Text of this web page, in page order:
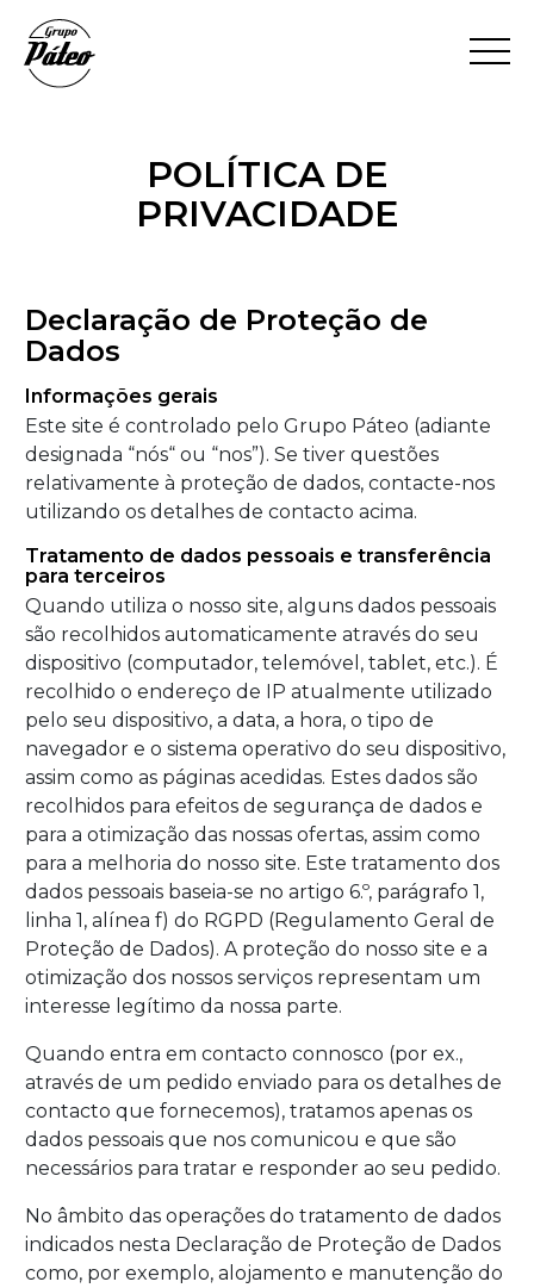
POLÍTICA DE
PRIVACIDADE
Declaração de Proteção de
Dados
Informações gerais
Este site é controlado pelo Grupo Páteo (adiante
designada “nós“ ou “nos”). Se tiver questões
relativamente à proteção de dados, contacte-nos
utilizando os detalhes de contacto acima.
Tratamento de dados pessoais e transferência
para terceiros
Quando utiliza o nosso site, alguns dados pessoais
são recolhidos automaticamente através do seu
dispositivo (computador, telemóvel, tablet, etc.). É
recolhido o endereço de IP atualmente utilizado
pelo seu dispositivo, a data, a hora, o tipo de
navegador e o sistema operativo do seu dispositivo,
assim como as páginas acedidas. Estes dados são
recolhidos para efeitos de segurança de dados e
para a otimização das nossas ofertas, assim como
para a melhoria do nosso site. Este tratamento dos
dados pessoais baseia-se no artigo 6.º, parágrafo 1,
linha 1, alínea f) do RGPD (Regulamento Geral de
Proteção de Dados). A proteção do nosso site e a
otimização dos nossos serviços representam um
interesse legítimo da nossa parte.
Quando entra em contacto connosco (por ex.,
através de um pedido enviado para os detalhes de
contacto que fornecemos), tratamos apenas os
dados pessoais que nos comunicou e que são
necessários para tratar e responder ao seu pedido.
No âmbito das operações do tratamento de dados
indicados nesta Declaração de Proteção de Dados
como, por exemplo, alojamento e manutenção do